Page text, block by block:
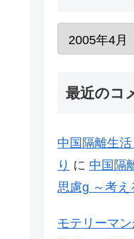
最近のコ
中国隔離生
り に 中国隔
思慮g ～考え
モテリーマ